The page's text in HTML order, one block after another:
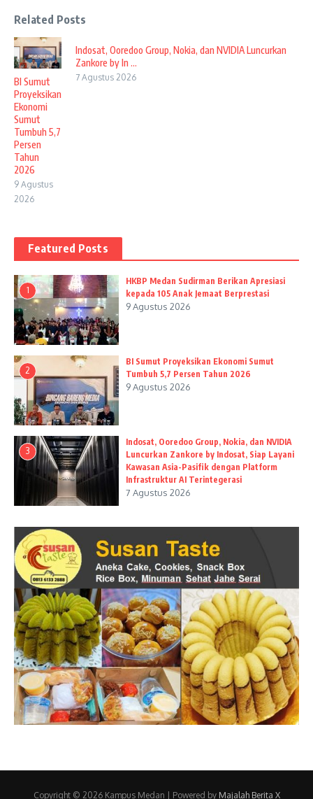
Related Posts
BI Sumut
Proyeksikan
Ekonomi
Sumut
Tumbuh 5,7
Persen
Tahun
2026
9 Agustus
2026
Indosat, Ooredoo Group, Nokia, dan NVIDIA Luncurkan
Zankore by In ...
7 Agustus 2026
Featured Posts
1
HKBP Medan Sudirman Berikan Apresiasi
kepada 105 Anak Jemaat Berprestasi
9 Agustus 2026
2
BI Sumut Proyeksikan Ekonomi Sumut
Tumbuh 5,7 Persen Tahun 2026
9 Agustus 2026
3
Indosat, Ooredoo Group, Nokia, dan NVIDIA
Luncurkan Zankore by Indosat, Siap Layani
Kawasan Asia-Pasifik dengan Platform
Infrastruktur AI Terintegerasi
7 Agustus 2026
Copyright © 2026 Kampus Medan | Powered by Majalah Berita X